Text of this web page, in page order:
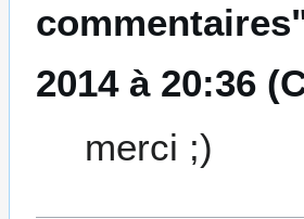
2014 à 20:36
merci ;)